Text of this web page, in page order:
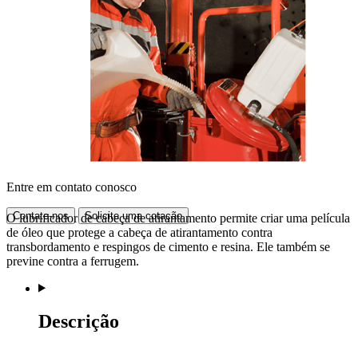
Entre em contato conosco
Contate-nos Solicite uma cotação
O lubrificador de cabeça de atirantamento permite criar uma película
de óleo que protege a cabeça de atirantamento contra
transbordamento e respingos de cimento e resina. Ele também se
previne contra a ferrugem.
Descrição